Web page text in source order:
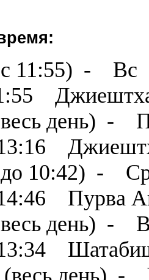
(с 11:55) -
(весь
(до 10:42)
Пурва
(весь
(весь